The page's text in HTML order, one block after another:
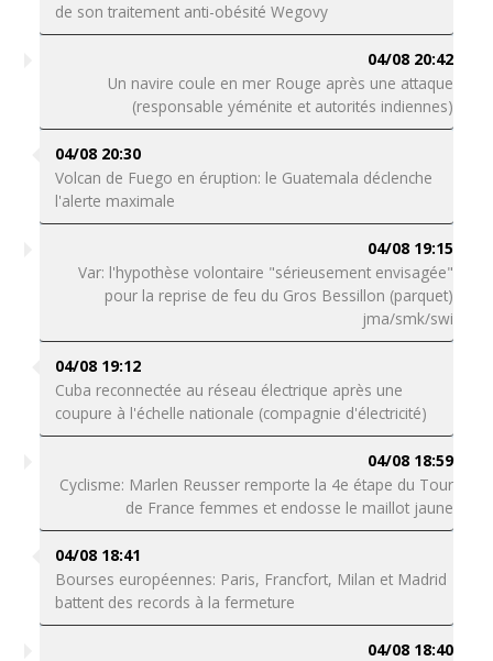
de son traitement anti-obésité Wegovy
04/08 20:42
Un navire coule en mer Rouge après une attaque
(responsable yéménite et autorités indiennes)
04/08 20:30
Volcan de Fuego en éruption: le Guatemala déclenche
l'alerte maximale
04/08 19:15
Var: l'hypothèse volontaire "sérieusement envisagée"
pour la reprise de feu du Gros Bessillon (parquet)
jma/smk/swi
04/08 19:12
Cuba reconnectée au réseau électrique après une
coupure à l'échelle nationale (compagnie d'électricité)
04/08 18:59
Cyclisme: Marlen Reusser remporte la 4e étape du Tour
de France femmes et endosse le maillot jaune
04/08 18:41
Bourses européennes: Paris, Francfort, Milan et Madrid
battent des records à la fermeture
04/08 18:40